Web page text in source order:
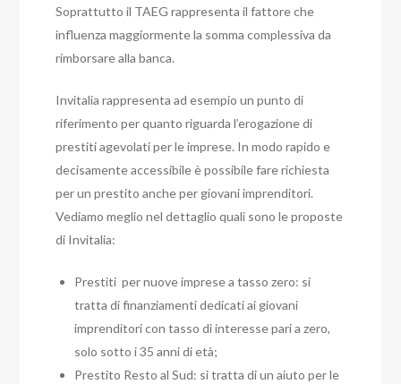
Soprattutto il TAEG rappresenta il fattore che
influenza maggiormente la somma complessiva da
rimborsare alla banca.
Invitalia rappresenta ad esempio un punto di
riferimento per quanto riguarda l’erogazione di
prestiti agevolati per le imprese. In modo rapido e
decisamente accessibile è possibile fare richiesta
per un prestito anche per giovani imprenditori.
Vediamo meglio nel dettaglio quali sono le proposte
di Invitalia:
Prestiti per nuove imprese a tasso zero: si
tratta di finanziamenti dedicati ai giovani
imprenditori con tasso di interesse pari a zero,
solo sotto i 35 anni di età;
Prestito Resto al Sud: si tratta di un aiuto per le